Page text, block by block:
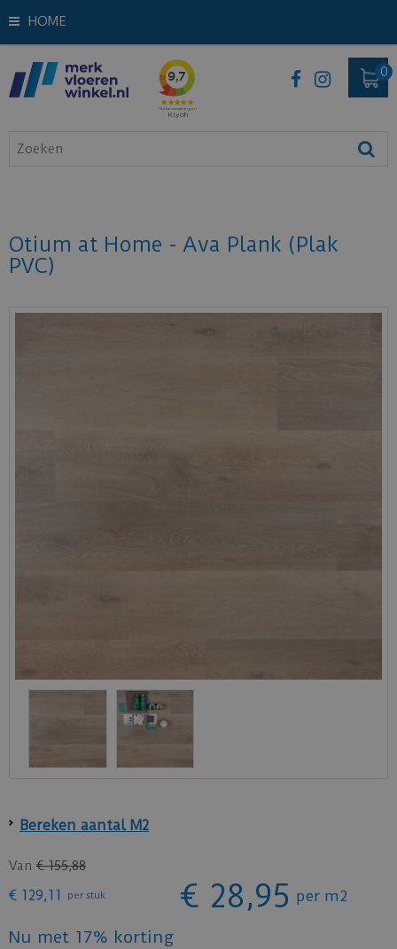
HOME
Otium at Home - Ava Plank (Plak
PVC)
Bereken aantal M2
Van € 155,88
€ 129,11 per stuk € 28,95 per m2
Nu met 17% korting